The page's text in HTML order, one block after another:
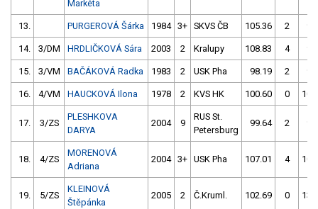
Markéta
13. PURGEROVÁ Šárka 1984 3+ SKVS ČB 105.36 2
14. 3/DM HRDLIČKOVÁ Sára 2003 2 Kralupy 108.83 4
15. 3/VM BAČÁKOVÁ Radka 1983 2 USK Pha 98.19 2
16. 4/VM HAUCKOVÁ Ilona 1978 2 KVS HK 100.60 0
17. 3/ZS
PLESHKOVA
DARYA
2004 9
RUS St.
Petersburg
99.64 2
18. 4/ZS
MORENOVÁ
Adriana
2004 3+ USK Pha 107.01 4
19. 5/ZS
KLEINOVÁ
Štěpánka
2005 2 Č.Kruml. 102.69 0